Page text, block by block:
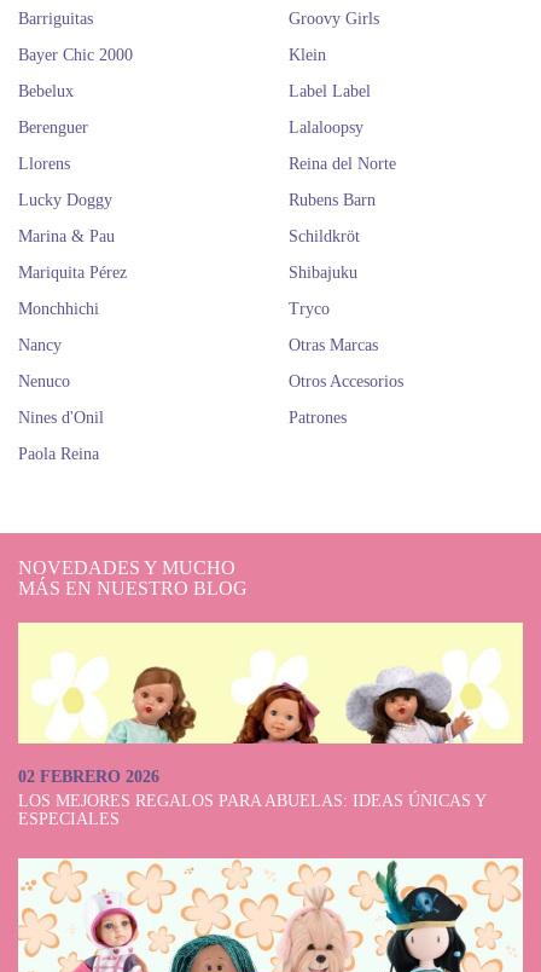
a los rápidos envíos que ofrecemos en Dolls And Dolls.
Si te ha encantado la marca de muñecas Preociuos Day de Götz, seguro
que te apasionan
Las Amigas de Paola Reina
. ¡Son todas preciosas!
Compra las muñecas Precious Day
de la marca Götz. Las muñecas
más bonitas.
Barriguitas
Bayer Chic 2000
Bebelux
Berenguer
Groovy Girls
Klein
Label Label
Lalaloopsy
Llorens
Lucky Doggy
Marina & Pau
Mariquita Pérez
Monchhichi
Nancy
Nenuco
Nines d'Onil
Paola Reina
Reina del Norte
Rubens Barn
Schildkröt
Shibajuku
Tryco
Otras Marcas
Otros Accesorios
Patrones
NOVEDADES Y MUCHO
MÁS EN NUESTRO BLOG
02 FEBRERO 2026
LOS MEJORES REGALOS PARA ABUELAS: IDEAS ÚNICAS Y
ESPECIALES